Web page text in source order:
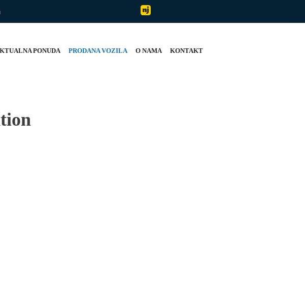
PONUDA PRODANA VOZILA O NAMA KONTAKT